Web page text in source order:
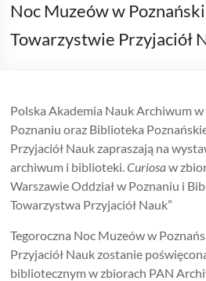
Noc Muzeów w
Towarzystwie Przyjaciół
Polska Akademia Nauk Archiwum
Poznaniu oraz Biblioteka
Przyjaciół Nauk zapraszają na
archiwum i biblioteki.Curiosaw
Warszawie Oddział w Poznaniu i
Towarzystwa Przyjaciół Nauk”
Tegoroczna Noc Muzeów w
Przyjaciół Nauk zostanie
bibliotecznym w zbiorach PAN